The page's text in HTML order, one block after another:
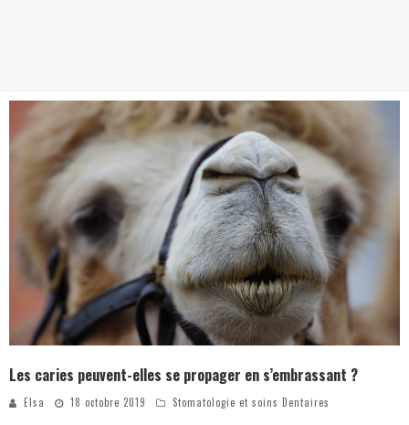
Les caries peuvent-elles se propager en s’embrassant ?
Elsa 18 octobre 2019 Stomatologie et soins Dentaires